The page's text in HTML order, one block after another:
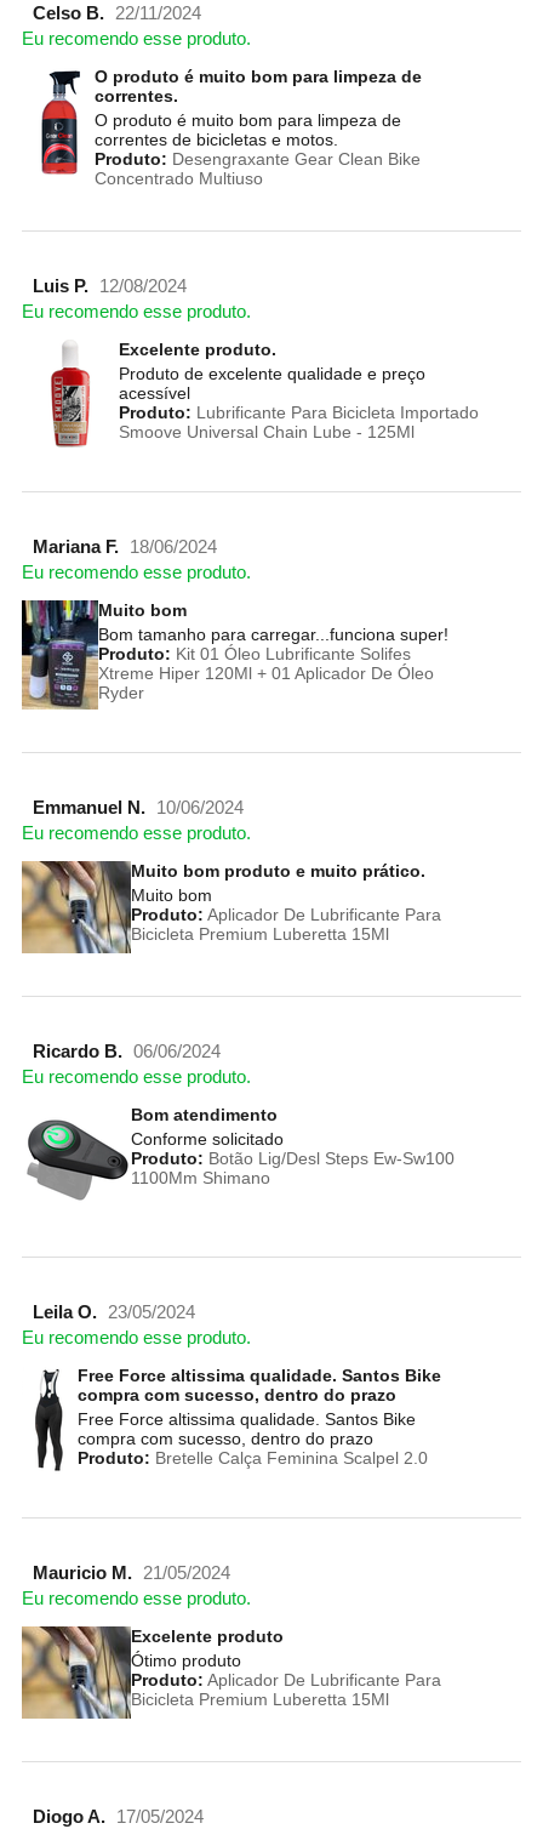
Celso B.
22/11/2024
Eu recomendo esse produto.
O produto é muito bom para limpeza de
correntes.
O produto é muito bom para limpeza de
correntes de bicicletas e motos.
Produto: Desengraxante Gear Clean Bike
Concentrado Multiuso
Luis P.
12/08/2024
Eu recomendo esse produto.
Excelente produto.
Produto de excelente qualidade e preço
acessível
Produto: Lubrificante Para Bicicleta Importado
Smoove Universal Chain Lube - 125Ml
Mariana F.
18/06/2024
Eu recomendo esse produto.
Muito bom
Bom tamanho para carregar...funciona super!
Produto: Kit 01 Óleo Lubrificante Solifes
Xtreme Hiper 120Ml + 01 Aplicador De Óleo
Ryder
Emmanuel N.
10/06/2024
Eu recomendo esse produto.
Muito bom produto e muito prático.
Muito bom
Produto: Aplicador De Lubrificante Para
Bicicleta Premium Luberetta 15Ml
Ricardo B. 06/06/2024
Eu recomendo esse produto.
Bom atendimento
Conforme solicitado
Produto: Botão Lig/Desl Steps Ew-Sw100
1100Mm Shimano
Leila O.
23/05/2024
Eu recomendo esse produto.
Free Force altissima qualidade. Santos Bike
compra com sucesso, dentro do prazo
Free Force altissima qualidade. Santos Bike
compra com sucesso, dentro do prazo
Produto: Bretelle Calça Feminina Scalpel 2.0
Mauricio M.
21/05/2024
Eu recomendo esse produto.
Excelente produto
Ótimo produto
Produto: Aplicador De Lubrificante Para
Bicicleta Premium Luberetta 15Ml
Diogo A.
17/05/2024